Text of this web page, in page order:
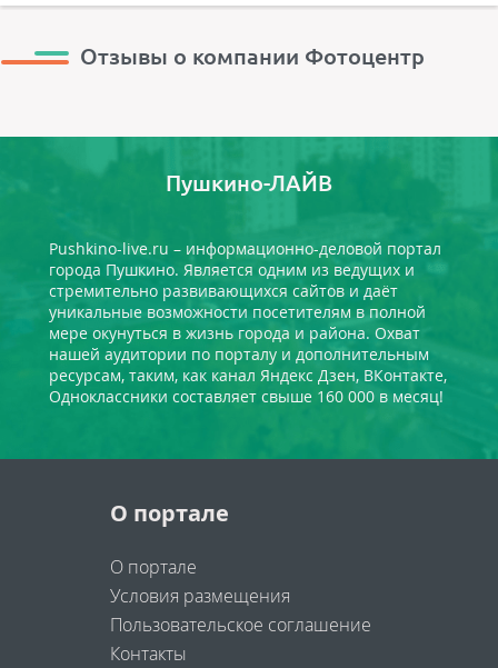
Отзывы о компании Фотоцентр
Пушкино-ЛАЙВ
Pushkino-live.ru – информационно-деловой портал
города Пушкино. Является одним из ведущих и
стремительно развивающихся сайтов и даёт
уникальные возможности посетителям в полной
мере окунуться в жизнь города и района. Охват
нашей аудитории по порталу и дополнительным
ресурсам, таким, как канал Яндекс Дзен, ВКонтакте,
Одноклассники составляет свыше 160 000 в месяц!
О портале
О портале
Условия размещения
Пользовательское соглашение
Контакты